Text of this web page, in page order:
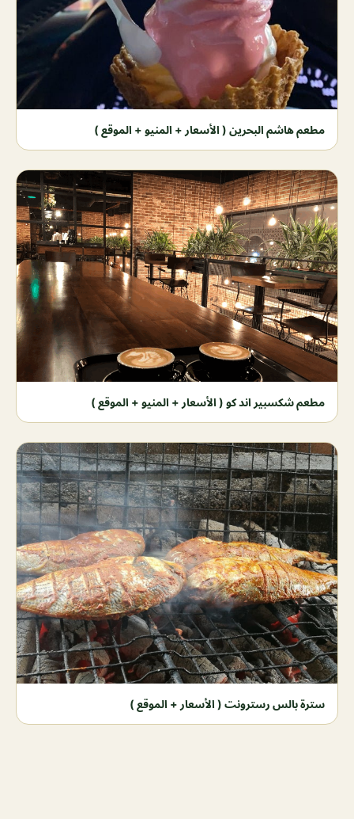
مطعم هاشم البحرين ( الأسعار + المنيو + الموقع )
مطعم شكسبير اند كو ( الأسعار + المنيو + الموقع )
سترة بالس رسترونت ( الأسعار + الموقع )